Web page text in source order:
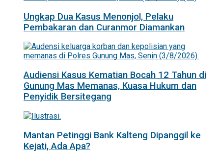
Ungkap Dua Kasus Menonjol, Pelaku
Pembakaran dan Curanmor Diamankan
Audiensi Kasus Kematian Bocah 12 Tahun di
Gunung Mas Memanas, Kuasa Hukum dan
Penyidik Bersitegang
Mantan Petinggi Bank Kalteng Dipanggil ke
Kejati, Ada Apa?